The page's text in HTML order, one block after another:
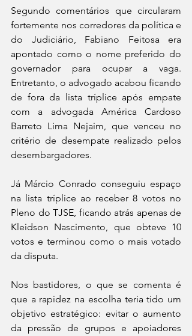
Segundo comentários que circularam
fortemente nos corredores da política e
do Judiciário, Fabiano Feitosa era
apontado como o nome preferido do
governador para ocupar a vaga.
Entretanto, o advogado acabou ficando
de fora da lista tríplice após empate
com a advogada América Cardoso
Barreto Lima Nejaim, que venceu no
critério de desempate realizado pelos
desembargadores.
Já Márcio Conrado conseguiu espaço
na lista tríplice ao receber 8 votos no
Pleno do TJSE, ficando atrás apenas de
Kleidson Nascimento, que obteve 10
votos e terminou como o mais votado
da disputa.
Nos bastidores, o que se comenta é
que a rapidez na escolha teria tido um
objetivo estratégico: evitar o aumento
da pressão de grupos e apoiadores